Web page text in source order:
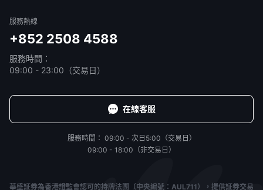
服務熱線
+852 2508 4588
服務時間：
09:00 - 23:00（交易日）
在線客服
服務時間： 09:00 - 次日5:00（交易日）
09:00 - 18:00（非交易日）
華盛証券為香港證監會認可的持牌法團（中央編號：AUL711），提供証券交易